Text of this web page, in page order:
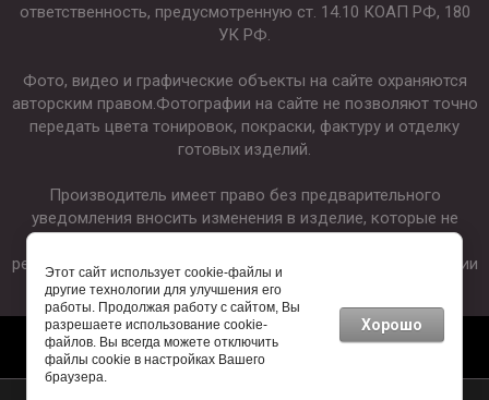
ответственность, предусмотренную ст. 14.10 КОАП РФ, 180
УК РФ.
Фото, видео и графические объекты на сайте охраняются
авторским правом.Фотографии на сайте не позволяют точно
передать цвета тонировок, покраски, фактуру и отделку
готовых изделий.
Производитель имеет право без предварительного
уведомления вносить изменения в изделие, которые не
результатом работ по усовершенствованию его конструкции
или технологии производства.
Этот сайт использует cookie-файлы и
другие технологии для улучшения его
работы. Продолжая работу с сайтом, Вы
разрешаете использование cookie-
файлов. Вы всегда можете отключить
файлы cookie в настройках Вашего
браузера.
Хорошо